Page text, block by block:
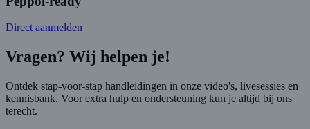
Direct aanmelden
Vragen? Wij helpen je!
Ontdek stap-voor-stap handleidingen in onze video's, livesessies en
kennisbank. Voor extra hulp en ondersteuning kun je altijd bij ons
terecht.